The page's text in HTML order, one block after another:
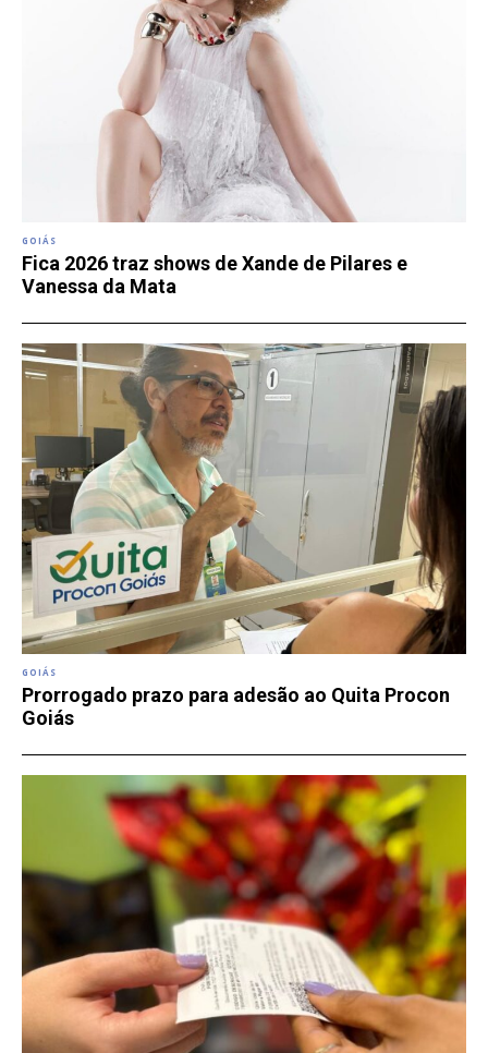
GOIÁS
Fica 2026 traz shows de Xande de Pilares e
Vanessa da Mata
GOIÁS
Prorrogado prazo para adesão ao Quita Procon
Goiás